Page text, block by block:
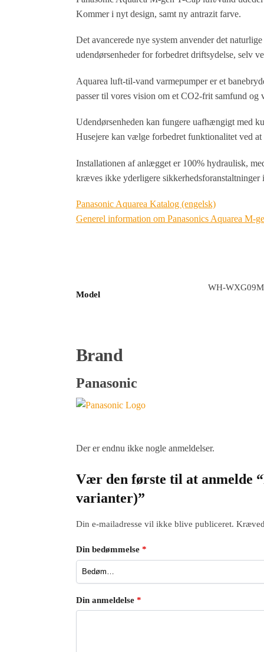
Kommer i nyt design, samt ny antrazit farve.
Det avancerede nye system anvender det
udendørsenheder for forbedret driftsydelse, selv
Aquarea luft-til-vand varmepumper er et
passer til vores vision om et CO2-frit samfund
Udendørsenheden kan fungere uafhængigt med
Husejere kan vælge forbedret funktionalitet ved
Installationen af ​​anlægget er 100% hydraulisk,
kræves ikke yderligere
Panasonic Aquarea Katalog (engelsk)
Generel information om Panasonics Aquarea M-
Model
WH-
Brand
Panasonic
Der er endnu ikke nogle anmeldelser.
Vær den første til at anmelde
varianter)”
Din e-mailadresse vil ikke blive publiceret.
Din bedømmelse *
Din anmeldelse *